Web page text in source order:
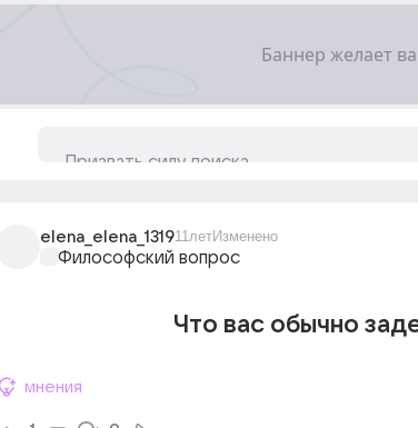
elena_elena_131911летИзменено
Философский вопрос
Что вас обычно
мнения